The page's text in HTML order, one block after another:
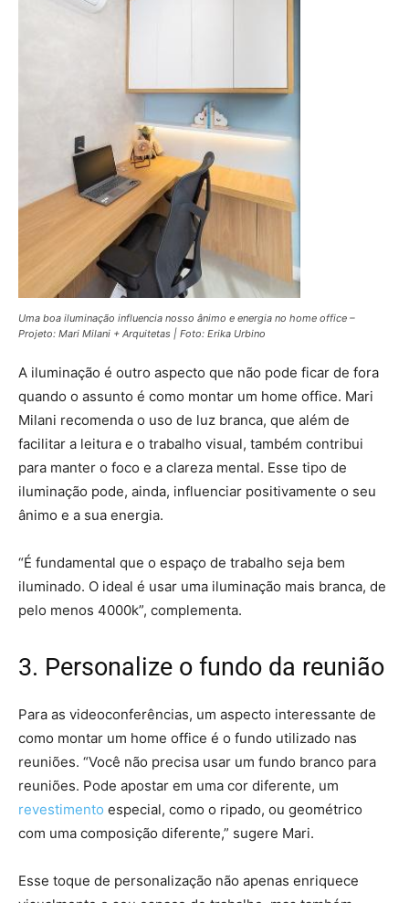
Uma boa iluminação influencia nosso ânimo e energia no home office –
Projeto: Mari Milani + Arquitetas | Foto: Erika Urbino
A iluminação é outro aspecto que não pode ficar de fora
quando o assunto é como montar um home office. Mari
Milani recomenda o uso de luz branca, que além de
facilitar a leitura e o trabalho visual, também contribui
para manter o foco e a clareza mental. Esse tipo de
iluminação pode, ainda, influenciar positivamente o seu
ânimo e a sua energia.
“É fundamental que o espaço de trabalho seja bem
iluminado. O ideal é usar uma iluminação mais branca, de
pelo menos 4000k”, complementa.
3. Personalize o fundo da reunião
Para as videoconferências, um aspecto interessante de
como montar um home office é o fundo utilizado nas
reuniões. “Você não precisa usar um fundo branco para
reuniões. Pode apostar em uma cor diferente, um
revestimento especial, como o ripado, ou geométrico
com uma composição diferente,” sugere Mari.
Esse toque de personalização não apenas enriquece